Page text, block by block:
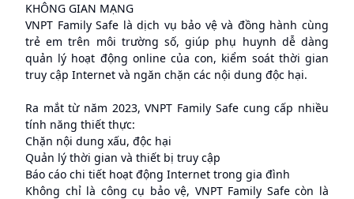
KHÔNG GIAN MẠNG
VNPT Family Safe là dịch vụ bảo vệ và đồng hành cùng
trẻ em trên môi trường số, giúp phụ huynh dễ dàng
quản lý hoạt động online của con, kiểm soát thời gian
truy cập Internet và ngăn chặn các nội dung độc hại.
Ra mắt từ năm 2023, VNPT Family Safe cung cấp nhiều
tính năng thiết thực:
Chặn nội dung xấu, độc hại
Quản lý thời gian và thiết bị truy cập
Báo cáo chi tiết hoạt động Internet trong gia đình
Không chỉ là công cụ bảo vệ, VNPT Family Safe còn là